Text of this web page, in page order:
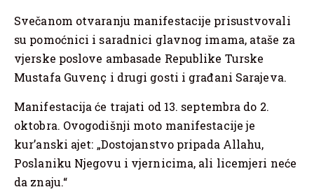
Svečanom otvaranju manifestacije prisustvovali
su pomoćnici i saradnici glavnog imama, ataše za
vjerske poslove ambasade Republike Turske
Mustafa Guvenç i drugi gosti i građani Sarajeva.
Manifestacija će trajati od 13. septembra do 2.
oktobra. Ovogodišnji moto manifestacije je
kur’anski ajet: „Dostojanstvo pripada Allahu,
Poslaniku Njegovu i vjernicima, ali licemjeri neće
da znaju.“